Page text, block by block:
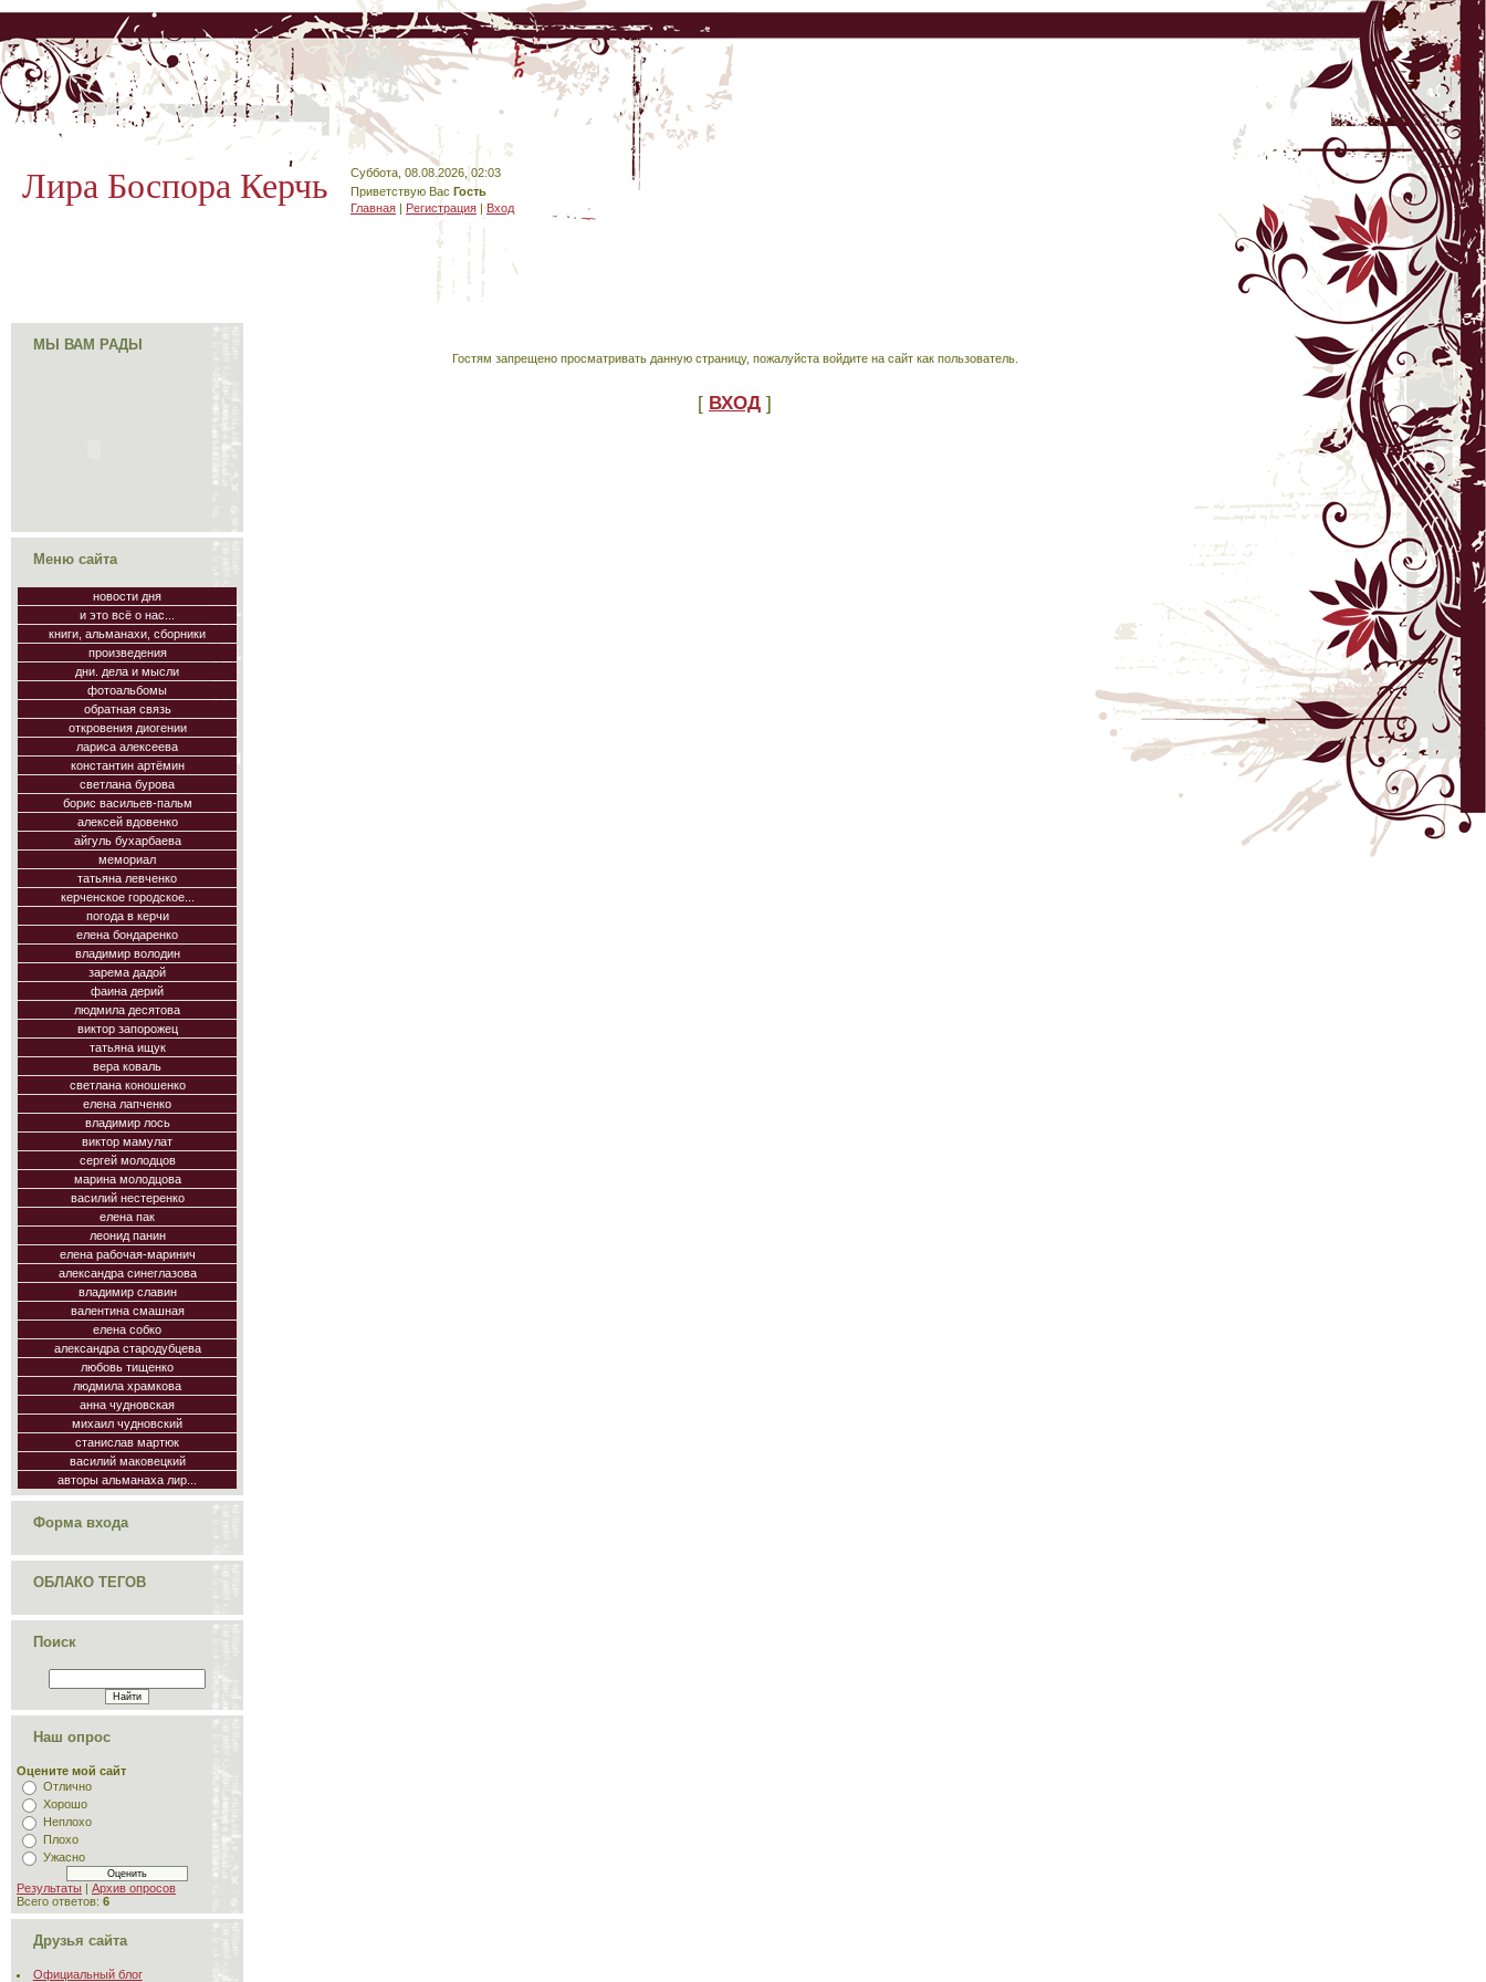
Лира Боспора Керчь
Суббота, 08.08.2026, 02:03
Приветствую Вас Гость
Главная | Регистрация |Вход
МЫ ВАМ РАДЫ
Меню сайта
новости дня
и это всё о нас...
книги, альманахи, сборники
произведения
дни. дела и мысли
фотоальбомы
обратная связь
откровения диогении
лариса алексеева
константин артёмин
светлана бурова
борис васильев-пальм
алексей вдовенко
айгуль бухарбаева
мемориал
татьяна левченко
керченское городское...
погода в керчи
елена бондаренко
владимир володин
зарема дадой
фаина дерий
людмила десятова
виктор запорожец
татьяна ищук
вера коваль
светлана коношенко
елена лапченко
владимир лось
виктор мамулат
сергей молодцов
марина молодцова
василий нестеренко
елена пак
леонид панин
елена рабочая-маринич
александра синеглазова
владимир славин
валентина смашная
елена собко
александра стародубцева
любовь тищенко
людмила храмкова
анна чудновская
михаил чудновский
станислав мартюк
василий маковецкий
авторы альманаха лир...
Форма входа
ОБЛАКО ТЕГОВ
Поиск
Наш опрос
Оцените мой сайт
Отлично
Хорошо
Неплохо
Плохо
Ужасно
Результаты | Архив опросов
Всего ответов: 6
Друзья сайта
Официальный блог
Гостям запрещено просматривать данную страницу, пожалуйста войдите на сайт как пользователь.
[ ВХОД ]